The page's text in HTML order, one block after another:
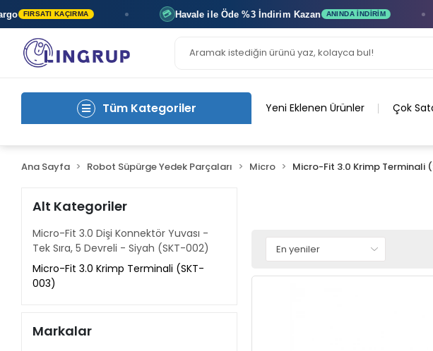
FIRSATI KAÇIRMA Havale ile Öde%3 İndirimKazan ANINDA İNDIRIM
Tüm Kategoriler Yeni Eklenen Ürünler Çok
Ana Sayfa Robot Süpürge Yedek Parçaları Micro Micro-Fit 3.0 Krimp Terminali
Alt Kategoriler
Micro-Fit 3.0 Dişi Konnektör Yuvası -
Tek Sıra, 5 Devreli - Siyah (SKT-002)
Micro-Fit 3.0 Krimp Terminali (SKT-
003)
Markalar